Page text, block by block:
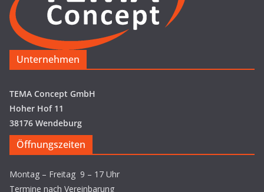
Unternehmen
TEMA Concept GmbH
Hoher Hof 11
38176 Wendeburg
Öffnungszeiten
Montag – Freitag 9 – 17 Uhr
Termine nach Vereinbarung